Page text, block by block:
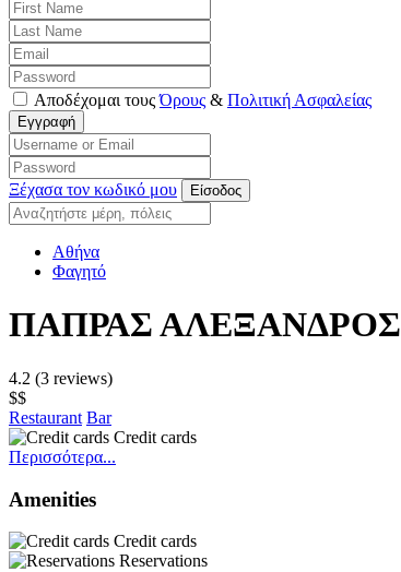
Αποδέχομαι τουςΌρους & Πολιτική Ασφαλείας
Ξέχασα τον κωδικό μου
Αθήνα
Φαγητό
ΠΑΠΡΑΣ ΑΛΕΞΑΝΔΡΟΣ
4.2 (3 reviews)
$$
Restaurant Bar
Credit cards
Περισσότερα...
Amenities
Credit cards
Reservations